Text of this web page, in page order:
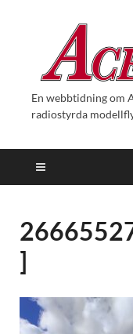
En webbtidning om
radiostyrda
]